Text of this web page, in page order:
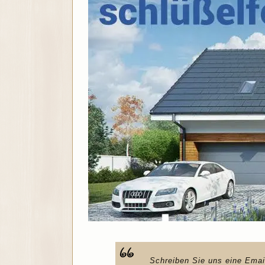
Schreiben Sie uns eine